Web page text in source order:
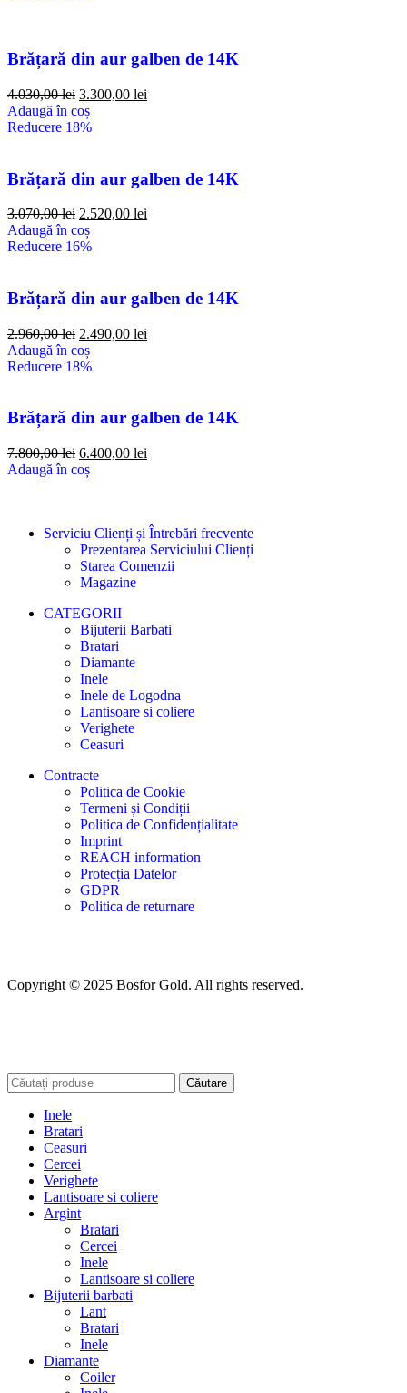
Brățară din aur galben de 14K
4.030,00lei 3.300,00 lei
Adaugă în coș
Reducere 18%
Brățară din aur galben de 14K
3.070,00lei 2.520,00 lei
Adaugă în coș
Reducere 16%
Brățară din aur galben de 14K
2.960,00lei 2.490,00 lei
Adaugă în coș
Reducere 18%
Brățară din aur galben de 14K
7.800,00lei 6.400,00 lei
Adaugă în coș
Serviciu Clienți și Întrebări frecvente
Prezentarea Serviciului Clienți
Starea Comenzii
Magazine
CATEGORII
Bijuterii Barbati
Bratari
Diamante
Inele
Inele de Logodna
Lantisoare si coliere
Verighete
Ceasuri
Contracte
Politica de Cookie
Termeni și Condiții
Politica de Confidențialitate
Imprint
REACH information
Protecția Datelor
GDPR
Politica de returnare
Copyright © 2025 Bosfor Gold. All rights reserved.
Căutare
Inele
Bratari
Ceasuri
Cercei
Verighete
Lantisoare si coliere
Argint
Bratari
Cercei
Inele
Lantisoare si coliere
Bijuterii barbati
Lant
Bratari
Inele
Diamante
Coiler